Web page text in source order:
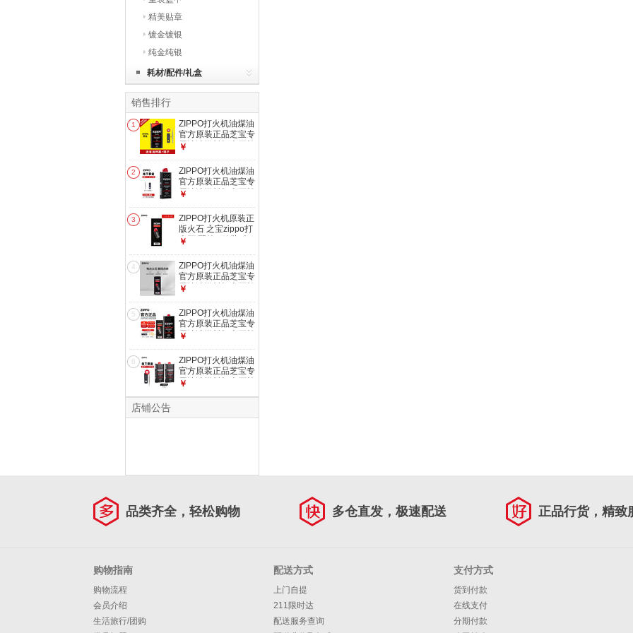
精美贴章
镀金镀银
纯金纯银
耗材/配件/礼盒
销售排行
1
ZIPPO打火机油煤油
官方原装正品芝宝专
用清洁燃料打火石棉
大油【可用半年】
￥
2
ZIPPO打火机油煤油
官方原装正品芝宝专
用清洁燃料打火石棉
小油【可用2~3个
月】
￥
3
ZIPPO打火机原装正
版火石 之宝zippo打
火石 配件 6粒装 火
￥
4
ZIPPO打火机油煤油
官方原装正品芝宝专
用清洁燃料打火石棉
￥
5
ZIPPO打火机油煤油
官方原装正品芝宝专
用清洁燃料打火石棉
+火石【半年套餐】
￥
6
ZIPPO打火机油煤油
官方原装正品芝宝专
用清洁燃料打火石棉
￥
店铺公告
品类齐全，轻松购物 多仓直发，极速配送 正品行货，精致
购物指南
购物流程
会员介绍
生活旅行/团购
配送方式
上门自提
211限时达
配送服务查询
支付方式
货到付款
在线支付
分期付款